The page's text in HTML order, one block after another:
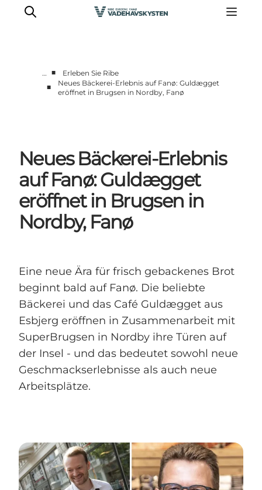
Mandø
Wattenmeer
Essen und Schlafen
Veranstaltungen
… ■
Erleben Sie Ribe
■
Neues Bäckerei-Erlebnis auf Fanø: Guldægget
eröffnet in Brugsen in Nordby, Fanø
Neues Bäckerei-Erlebnis
auf Fanø: Guldægget
eröffnet in Brugsen in
Nordby, Fanø
Eine neue Ära für frisch gebackenes Brot
beginnt bald auf Fanø. Die beliebte
Bäckerei und das Café Guldægget aus
Esbjerg eröffnen in Zusammenarbeit mit
SuperBrugsen in Nordby ihre Türen auf
der Insel - und das bedeutet sowohl neue
Geschmackserlebnisse als auch neue
Arbeitsplätze.